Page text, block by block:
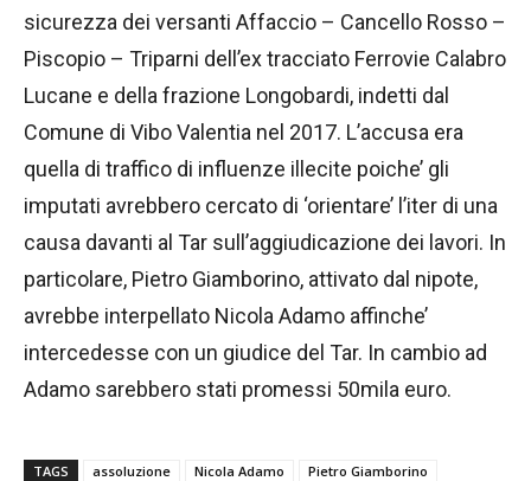
sicurezza dei versanti Affaccio – Cancello Rosso –
Piscopio – Triparni dell’ex tracciato Ferrovie Calabro
Lucane e della frazione Longobardi, indetti dal
Comune di Vibo Valentia nel 2017. L’accusa era
quella di traffico di influenze illecite poiche’ gli
imputati avrebbero cercato di ‘orientare’ l’iter di una
causa davanti al Tar sull’aggiudicazione dei lavori. In
particolare, Pietro Giamborino, attivato dal nipote,
avrebbe interpellato Nicola Adamo affinche’
intercedesse con un giudice del Tar. In cambio ad
Adamo sarebbero stati promessi 50mila euro.
TAGS assoluzione Nicola Adamo Pietro Giamborino